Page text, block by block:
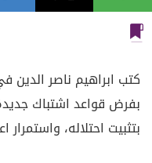
كتب ابراهيم ناصر الدين
بفرض قواعد اشتباك
بتثبيت احتلاله،